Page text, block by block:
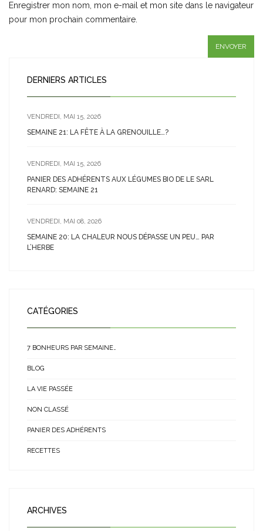
Enregistrer mon nom, mon e-mail et mon site dans le navigateur
pour mon prochain commentaire.
DERNIERS ARTICLES
VENDREDI, MAI 15, 2026
SEMAINE 21: LA FÊTE À LA GRENOUILLE…?
VENDREDI, MAI 15, 2026
PANIER DES ADHÉRENTS AUX LÉGUMES BIO DE LE SARL
RENARD: SEMAINE 21
VENDREDI, MAI 08, 2026
SEMAINE 20: LA CHALEUR NOUS DÉPASSE UN PEU… PAR
L’HERBE
CATÉGORIES
7 BONHEURS PAR SEMAINE…
BLOG
LA VIE PASSÉE
NON CLASSÉ
PANIER DES ADHÉRENTS
RECETTES
ARCHIVES